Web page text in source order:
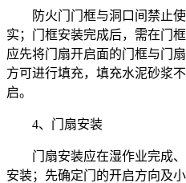
防火门门框与洞口间禁止使
实；门框安装完成后，需在门
应先将门扇开启面的门框与门
方可进行填充，填充水泥砂浆
启。
4、门扇安装
门扇安装应在湿作业完成、
安装；先确定门的开启方向及